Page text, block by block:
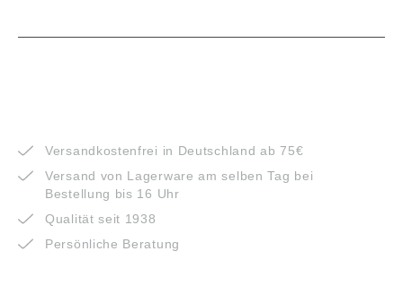
Versandkostenfrei in Deutschland ab 75€
Versand von Lagerware am selben Tag bei
Bestellung bis 16 Uhr
Qualität seit 1938
Persönliche Beratung